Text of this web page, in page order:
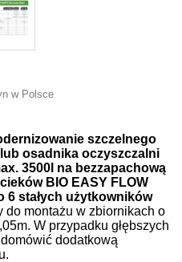
w Polsce
szczelnego
osadnika oczyszczalni
3500l na bezzapachową
BIO EASY FLOW
6 stałych użytkowników
do montażu w zbiornikach o
W przypadku głębszych
dodatkową